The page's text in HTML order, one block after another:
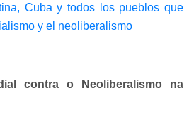
Cuba y todos los pueblos que
y el neoliberalismo
contra o Neoliberalismo na